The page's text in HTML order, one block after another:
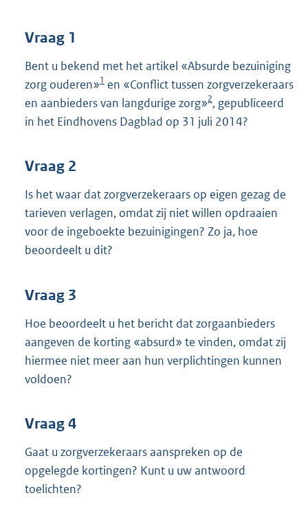
Vraag 1
Bent u bekend met het artikel «Absurde bezuiniging
zorg ouderen»1 en «Conflict tussen zorgverzekeraars
en aanbieders van langdurige zorg»2, gepubliceerd
in het Eindhovens Dagblad op 31 juli 2014?
Vraag 2
Is het waar dat zorgverzekeraars op eigen gezag de
tarieven verlagen, omdat zij niet willen opdraaien
voor de ingeboekte bezuinigingen? Zo ja, hoe
beoordeelt u dit?
Vraag 3
Hoe beoordeelt u het bericht dat zorgaanbieders
aangeven de korting «absurd» te vinden, omdat zij
hiermee niet meer aan hun verplichtingen kunnen
voldoen?
Vraag 4
Gaat u zorgverzekeraars aanspreken op de
opgelegde kortingen? Kunt u uw antwoord
toelichten?